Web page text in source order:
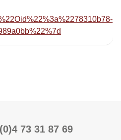
73 31 87 69